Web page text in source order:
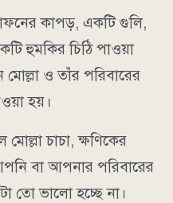
কাপড়, একটি গুলি,
হুমকির চিঠি পাওয়া
ও তাঁর পরিবারের
হয়।
চাচা, ক্ষণিকের
বা আপনার পরিবারের
তো ভালো হচ্ছে না।